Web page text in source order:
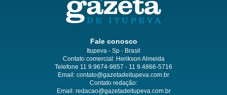
Fale conosco
Itupeva - Sp - Brasil
Contato comercial: Herikson Almeida
Telefone 11 9.9674-9857 - 11 9.4866-5716
Email: contato@gazetadeitupeva.com.br
Contato redação:
Email: redacao@gazetadeitupeva.com.br